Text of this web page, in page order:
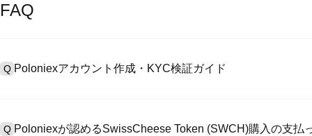
FAQ
Q Poloniexアカウント作成・KYC検証ガイド
>「安全性」へ有効ID証明をアップし、自撮りしてKYC検証を完成
Q Poloniexが認めるSwissCheese Token (SWCH)購入の支払